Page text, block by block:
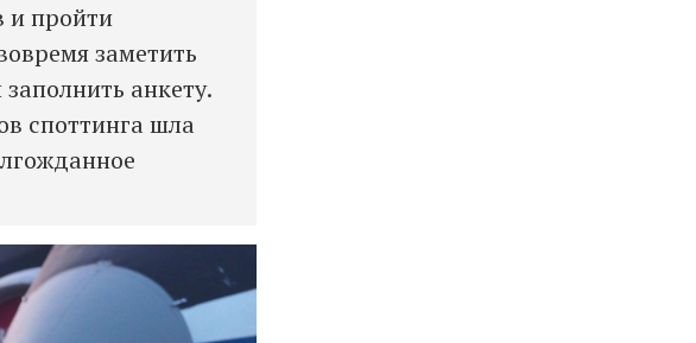
и пройти
заметить
заполнить анкету.
споттинга шла